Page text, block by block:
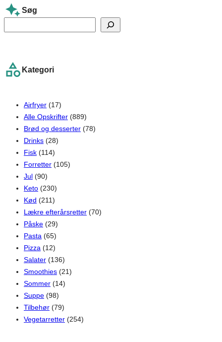
Søg
e
c
Kategori
Airfryer (17)
Alle Opskrifter (889)
Brød og desserter (78)
Drinks (28)
Fisk (114)
Forretter (105)
Jul (90)
Keto (230)
Kød (211)
Lækre efterårsretter (70)
Påske (29)
Pasta (65)
Pizza (12)
Salater (136)
Smoothies (21)
Sommer (14)
Suppe (98)
Tilbehør (79)
Vegetarretter (254)